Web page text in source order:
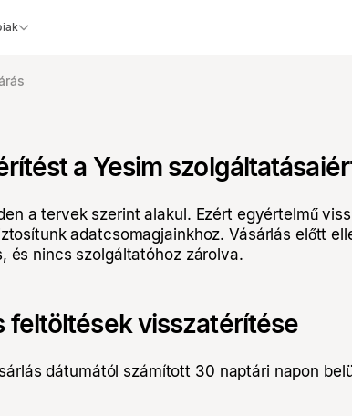
a Yesim
a tervek szerint alakul. Ezért egyértelmű
adatcsomagjainkhoz. Vásárlás előtt
és nincs szolgáltatóhoz zárolva.
feltöltések visszatérítése
dátumától számított 30 naptári napon